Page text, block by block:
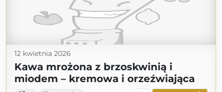
12 kwietnia 2026
Kawa mrożona z brzoskwinią i
miodem – kremowa i orzeźwiająca